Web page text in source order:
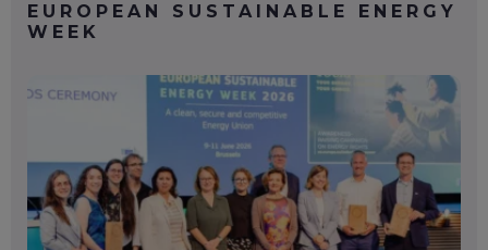
EUROPEAN SUSTAINABLE ENERGY
WEEK